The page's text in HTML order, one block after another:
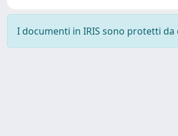
I documenti in IRIS sono protetti